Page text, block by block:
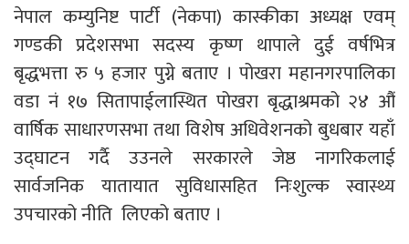
नेपाल कम्युनिष्ट पार्टी (नेकपा) कास्कीका अध्यक्ष एवम्
गण्डकी प्रदेशसभा सदस्य कृष्ण थापाले दुई वर्षभित्र
बृद्धभत्ता रु ५ हजार पुग्ने बताए । पोखरा महानगरपालिका
वडा नं १७ सितापाईलास्थित पोखरा बृद्धाश्रमको २४ औं
वार्षिक साधारणसभा तथा विशेष अधिवेशनको बुधबार यहाँ
उद्घाटन गर्दै उउनले सरकारले जेष्ठ नागरिकलाई
सार्वजनिक यातायात सुविधासहित निःशुल्क स्वास्थ्य
उपचारको नीति लिएको बताए ।